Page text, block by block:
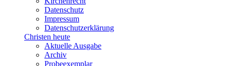
Datenschutz
Impressum
Datenschutzerklärung
Christen heute
Aktuelle Ausgabe
Archiv
Probeexemplar